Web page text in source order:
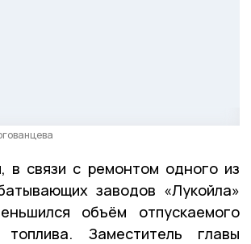
в связи с ремонтом одного из
заводов «Лукойла»
объём отпускаемого
Заместитель главы